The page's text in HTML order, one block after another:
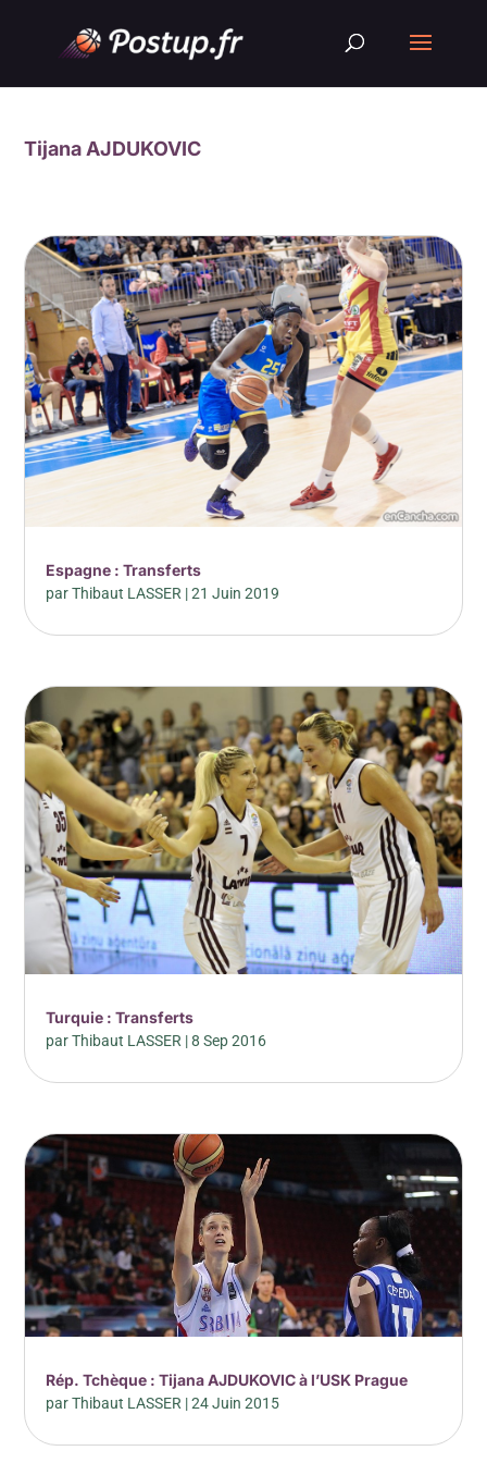
Tijana AJDUKOVIC
Espagne : Transferts
parThibaut LASSER |21 Juin 2019
Turquie : Transferts
parThibaut LASSER |8 Sep 2016
Rép. Tchèque : Tijana AJDUKOVIC à l’USK Prague
parThibaut LASSER |24 Juin 2015